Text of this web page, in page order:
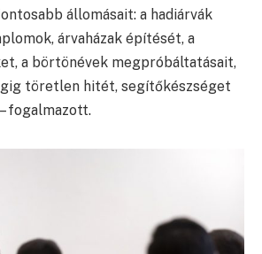
állomásait: a hadiárvák
árvaházak építését, a
a börtönévek megpróbáltatásait,
töretlen hitét, segítőkészséget
fogalmazott.